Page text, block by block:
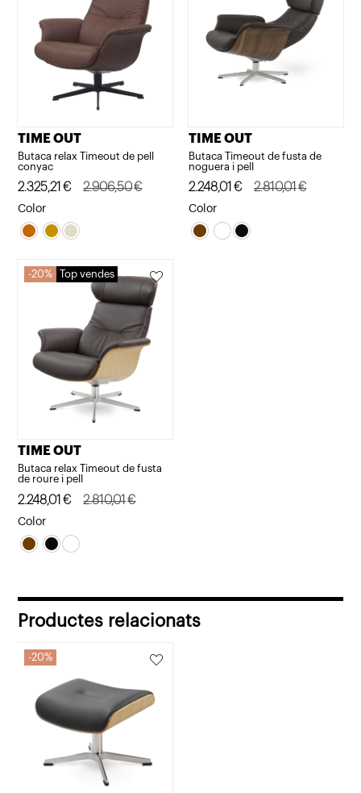
TIME OUT
Butaca relax Timeout de pell
conyac
2.906,50€
El
preu
original
2.906,50€.
2.325,21 €
El
preu
actual
2.325,21€.
Color
TIME OUT
Butaca Timeout de fusta de
noguera i pell
2.810,01€
El
preu
original
2.248,01 €
El
preu
actual
Color
20% Top vendes
TIME OUT
Butaca relax Timeout de fusta
de roure i pell
2.810,01€
El
preu
original
2.248,01 €
El
preu
actual
Color
Productes relacionats
20%